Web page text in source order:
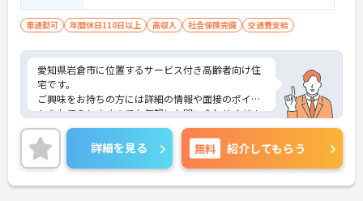
車通勤可 年間休日110日以上 高収入 社会保険完備 交通費支給
愛知県岩倉市に位置するサービス付き高齢者向け住
宅です。
ご興味をお持ちの方には詳細の情報や面接のポイン
トをお伝えしますのでお気軽にお問い合わせくださ
いませ。
詳細を見る 無料 紹介してもらう